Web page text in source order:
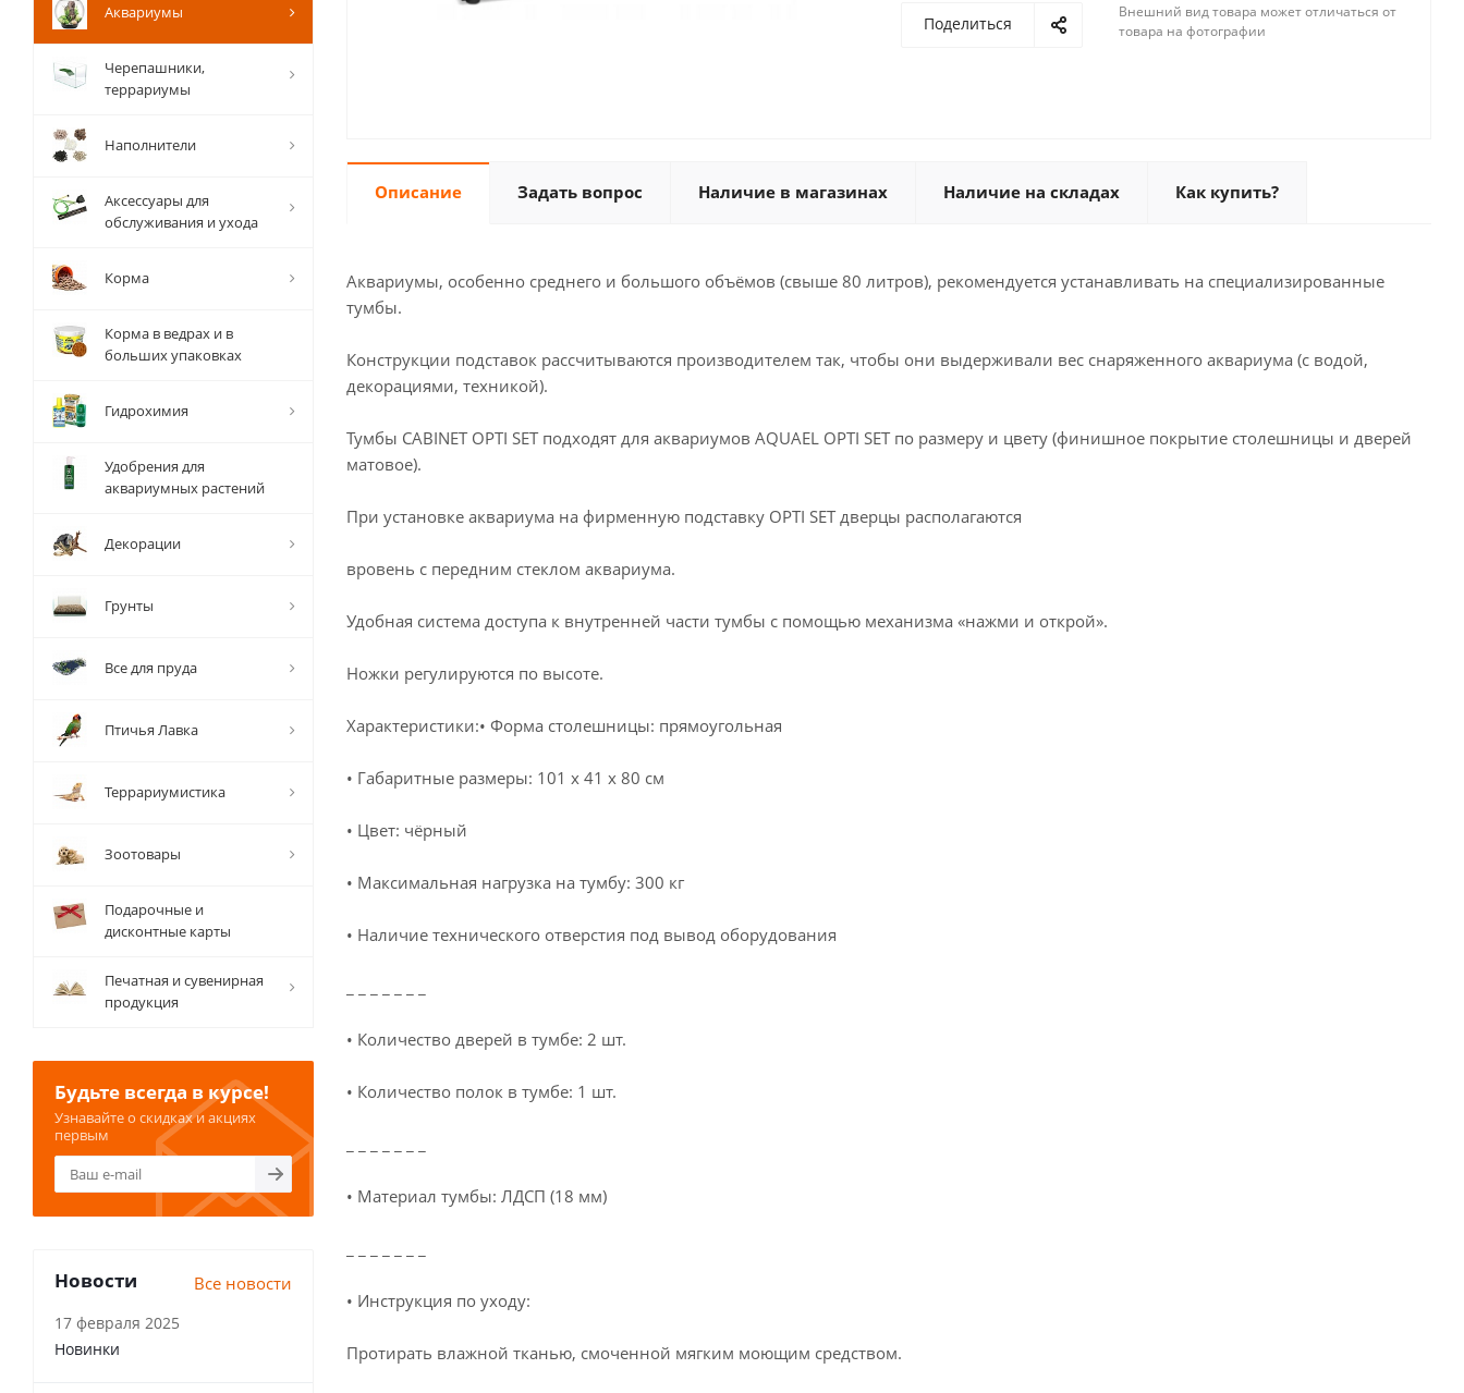
Поделиться
Внешний вид товара может отличаться от
товара на фотографии
Описание Задать вопрос Наличие в магазинах Наличие на складах Как купить?
Аквариумы, особенно среднего и большого объёмов (свыше 80 литров), рекомендуется устанавливать на специализированные
тумбы.
Конструкции подставок рассчитываются производителем так, чтобы они выдерживали вес снаряженного аквариума (с водой,
декорациями, техникой).
Тумбы CABINET OPTI SET подходят для аквариумов AQUAEL OPTI SET по размеру и цвету (финишное покрытие столешницы и дверей
матовое).
При установке аквариума на фирменную подставку OPTI SET дверцы располагаются
вровень с передним стеклом аквариума.
Удобная система доступа к внутренней части тумбы с помощью механизма «нажми и открой».
Ножки регулируются по высоте.
Характеристики:• Форма столешницы: прямоугольная
• Габаритные размеры: 101 x 41 x 80 см
• Цвет: чёрный
• Максимальная нагрузка на тумбу: 300 кг
• Наличие технического отверстия под вывод оборудования
• Количество дверей в тумбе: 2 шт.
• Количество полок в тумбе: 1 шт.
• Материал тумбы: ЛДСП (18 мм)
• Инструкция по уходу:
Протирать влажной тканью, смоченной мягким моющим средством.
Аквариумы
Черепашники,
террариумы
Наполнители
Аксессуары для
обслуживания и ухода
Корма
Корма в ведрах и в
больших упаковках
Гидрохимия
Удобрения для
аквариумных растений
Декорации
Грунты
Все для пруда
Птичья Лавка
Террариумистика
Зоотовары
Подарочные и
дисконтные карты
Печатная и сувенирная
продукция
Будьте всегда в курсе!
Узнавайте о скидках и акциях
первым
Новости Все новости
17 февраля 2025
Новинки